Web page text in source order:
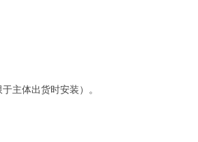
主体出货时安装）。